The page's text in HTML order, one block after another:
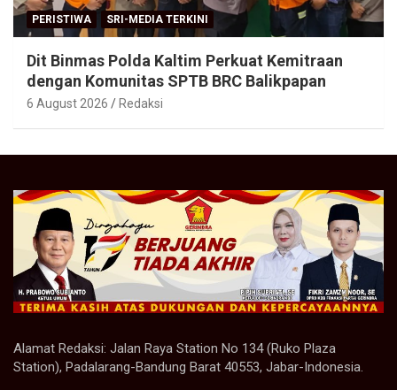
PERISTIWA SRI-MEDIA TERKINI
Dit Binmas Polda Kaltim Perkuat Kemitraan
dengan Komunitas SPTB BRC Balikpapan
6 August 2026 Redaksi
Alamat Redaksi: Jalan Raya Station No 134 (Ruko Plaza
Station), Padalarang-Bandung Barat 40553, Jabar-Indonesia.